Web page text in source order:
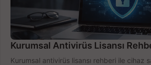
Kurumsal Antivirüs Lisansı
Kurumsal antivirüs lisansı rehberi ile cihaz